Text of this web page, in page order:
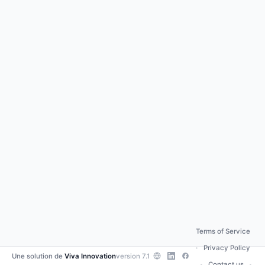
Une solution de Viva Innovationversion 7.1
Terms of Service
• Privacy Policy